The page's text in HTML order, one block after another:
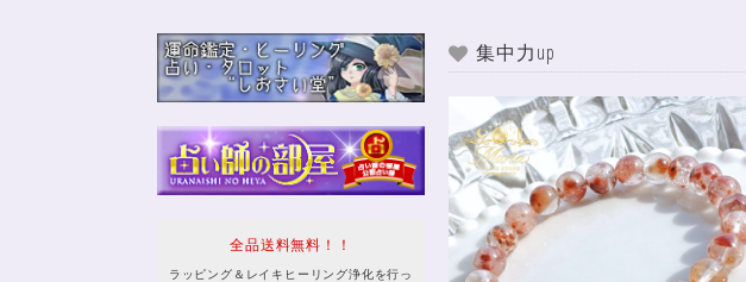
全品送料無料！！
ラッピング＆レイキヒーリング浄化を行っ
集中力up